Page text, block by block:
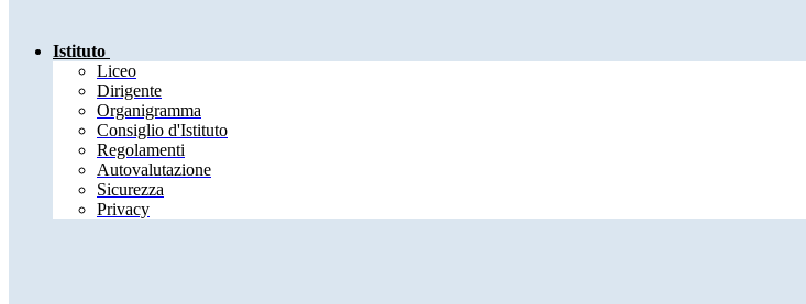
Istituto
Liceo
Dirigente
Organigramma
Consiglio d'Istituto
Regolamenti
Autovalutazione
Sicurezza
Privacy